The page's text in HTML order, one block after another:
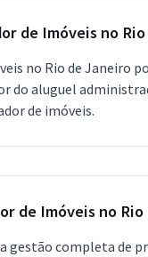
de Imóveis no
no Rio de Janeiro
do aluguel
de imóveis.
de Imóveis no Rio
gestão completa de